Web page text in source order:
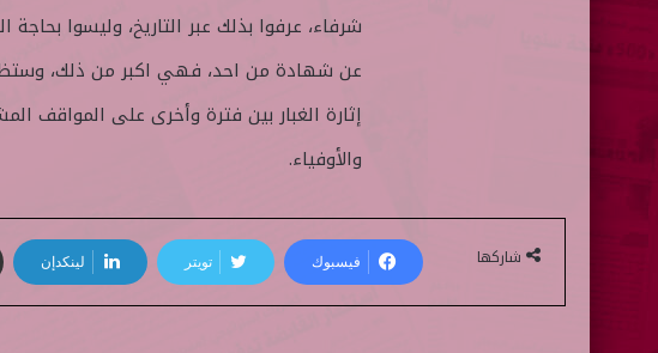
شرفاء، عرفوا بذلك عبر التاريخ، وليسوا
عن شهادة من احد، فهي اكبر من ذلك،
إثارة الغبار بين فترة وأخرى على المواقف
والأوفياء.
شاركها فيسبوك تويتر لينكدإن